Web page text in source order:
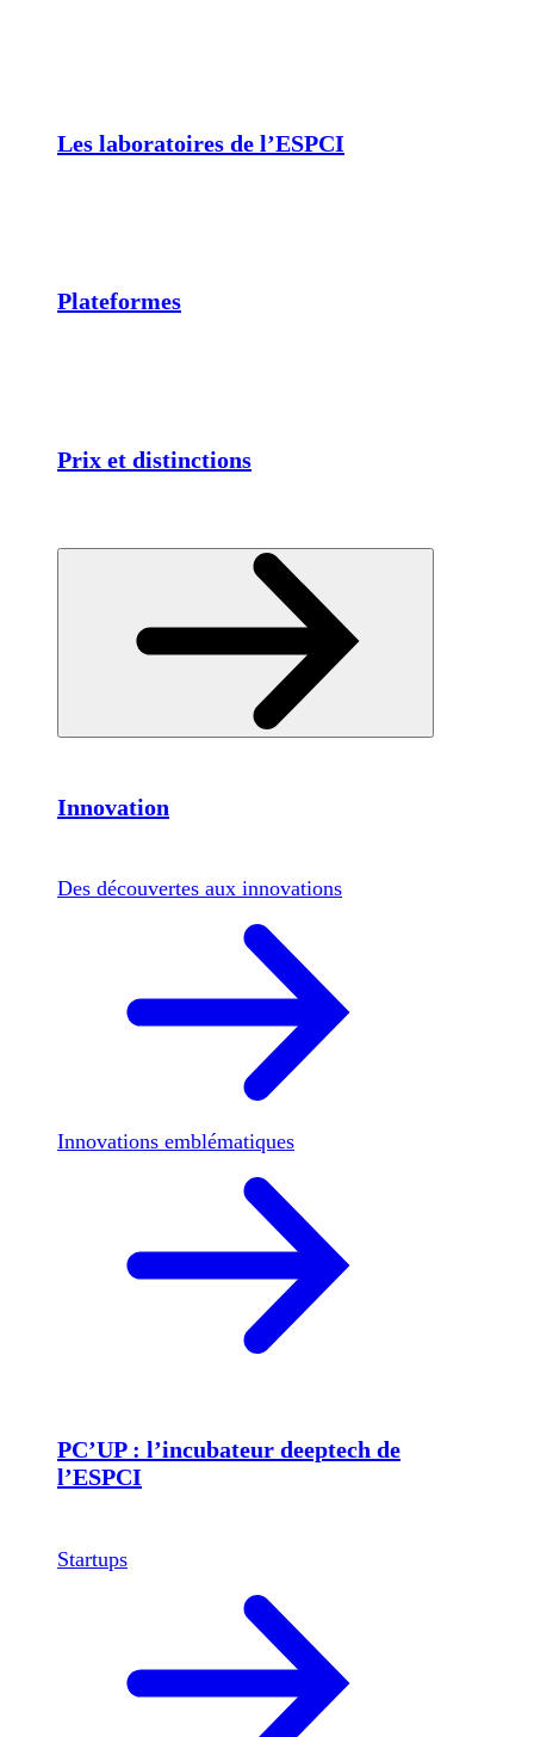
Les laboratoires de l’ESPCI
Plateformes
Prix et distinctions
Innovation
Des découvertes aux innovations
Innovations emblématiques
PC’UP : l’incubateur deeptech de
l’ESPCI
Startups